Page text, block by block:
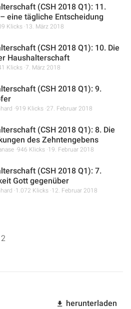
(CSH 2018 Q1): 11.
eine tägliche Entscheidung
Klicks 13. März 2018
(CSH 2018 Q1): 10. Die
Haushalterschaft
Klicks 7. März 2018
(CSH 2018 Q1): 9.
919 Klicks 27. Februar 2018
(CSH 2018 Q1): 8. Die
des Zehntengebens
946 Klicks 19. Februar 2018
(CSH 2018 Q1): 7.
Gott gegenüber
1.072 Klicks 12. Februar 2018
herunterladen